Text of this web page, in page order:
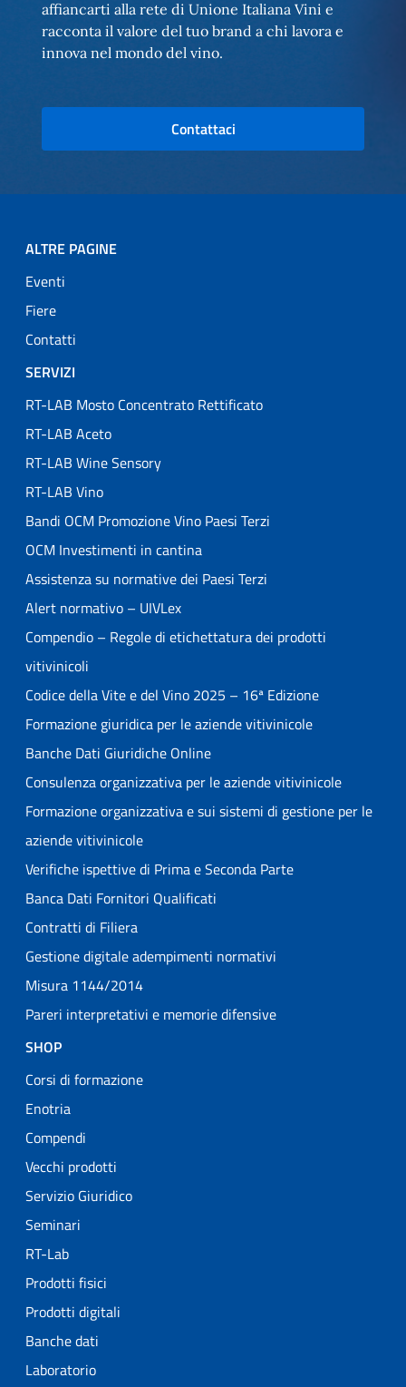
affiancarti alla rete di Unione Italiana Vini e
racconta il valore del tuo brand a chi lavora e
innova nel mondo del vino.
Contattaci
ALTRE PAGINE
Eventi
Fiere
Contatti
SERVIZI
RT-LAB Mosto Concentrato Rettificato
RT-LAB Aceto
RT-LAB Wine Sensory
RT-LAB Vino
Bandi OCM Promozione Vino Paesi Terzi
OCM Investimenti in cantina
Assistenza su normative dei Paesi Terzi
Alert normativo – UIVLex
Compendio – Regole di etichettatura dei prodotti
vitivinicoli
Codice della Vite e del Vino 2025 – 16ª Edizione
Formazione giuridica per le aziende vitivinicole
Banche Dati Giuridiche Online
Consulenza organizzativa per le aziende vitivinicole
Formazione organizzativa e sui sistemi di gestione per le
aziende vitivinicole
Verifiche ispettive di Prima e Seconda Parte
Banca Dati Fornitori Qualificati
Contratti di Filiera
Gestione digitale adempimenti normativi
Misura 1144/2014
Pareri interpretativi e memorie difensive
SHOP
Corsi di formazione
Enotria
Compendi
Vecchi prodotti
Servizio Giuridico
Seminari
RT-Lab
Prodotti fisici
Prodotti digitali
Banche dati
Laboratorio